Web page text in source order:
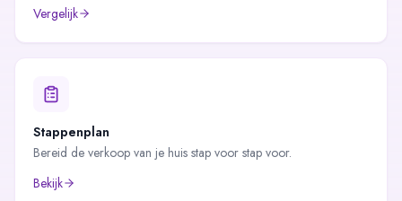
Vergelijk
Stappenplan
Bereid de verkoop van je huis stap voor stap voor.
Bekijk